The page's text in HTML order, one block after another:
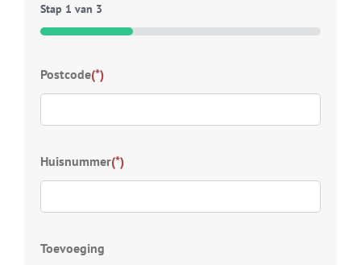
Stap 1 van 3
33%
Postcode(*)
Huisnummer(*)
Toevoeging